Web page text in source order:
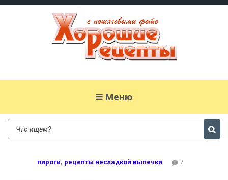
Меню
пироги, рецепты несладкой выпечки 7